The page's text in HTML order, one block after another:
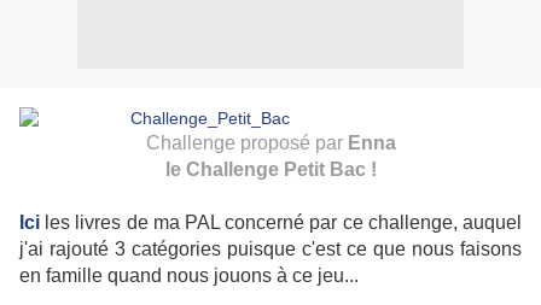
Challenge proposé par Enna
le Challenge Petit Bac !
Ici les livres de ma PAL concerné par ce challenge, auquel
j'ai rajouté 3 catégories puisque c'est ce que nous faisons
en famille quand nous jouons à ce jeu...